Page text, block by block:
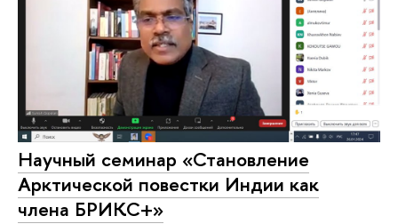
Научный семинар «Становление
Арктической повестки Индии как
члена БРИКС+»